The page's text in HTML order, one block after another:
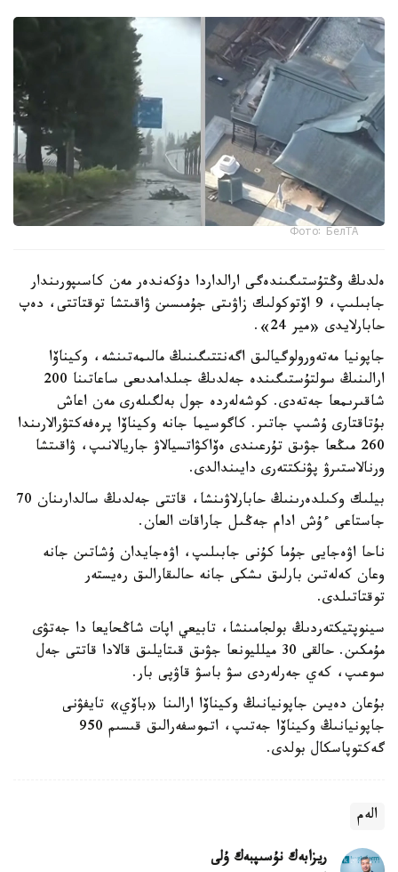
Фото: БелТА
ەلدىڭ وڭتۇستىگىندەگى ارالداردا دۇكەندەر مەن كاسىپورىندار
جابىلىپ، 9 اۆتوكولىك زاۋىتى جۇمىسىن ۋاقىتشا توقتاتتى، دەپ
حابارلايدى «مير 24».
جاپونيا مەتەورولوگيالىق اگەنتتىگىنىڭ مالىمەتىنشە، وكيناۆا
ارالىنىڭ سولتۇستىگىندە جەلدىڭ جىلدامدىعى ساعاتىنا 200
شاقىرىمعا جەتەدى. كوشەلەردە جول بەلگىلەرى مەن اعاش
بۇتاقتارى ۇشىپ جاتىر. كاگوسيما جانە وكيناۆا پرەفەكتۋرالارىندا
260 مىڭعا جۋىق تۇرعىندى ەۆاكۋاتسيالاۋ جاريالانىپ، ۋاقىتشا
ورنالاستىرۋ پۋنكتتەرى دايىندالدى.
بيلىك وكىلدەرىنىڭ حابارلاۋىنشا، قاتتى جەلدىڭ سالدارىنان 70
جاستاعى ءۇش ادام جەڭىل جاراقات العان.
ناحا اۋەجايى جۇما كۇنى جابىلىپ، اۋەجايدان ۇشاتىن جانە
وعان كەلەتىن بارلىق ىشكى جانە حالىقارالىق رەيستەر
توقتاتىلدى.
سينوپتيكتەردىڭ بولجامىنشا، تابيعي اپات شاڭحايعا دا جەتۋى
مۇمكىن. حالقى 30 ميلليونعا جۋىق قىتايلىق قالادا قاتتى جەل
سوعىپ، كەي جەرلەردى سۋ باسۋ قاۋپى بار.
بۇعان دەيىن جاپونيانىڭ وكيناۆا ارالىنا «باۆي» تايفۋنى
جاپونيانىڭ وكيناۆا جەتىپ، اتموسفەرالىق قىسىم 950
گەكتوپاسكال بولدى.
الەم
ريزابەك نۇسىپبەك ۇلى